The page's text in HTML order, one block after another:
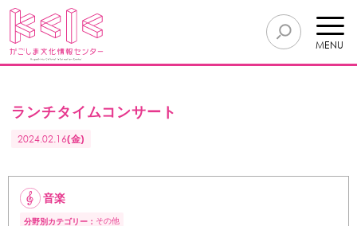
MENU
ランチタイムコンサート
2024.02.16(金)
音楽
分野別カテゴリー： その他